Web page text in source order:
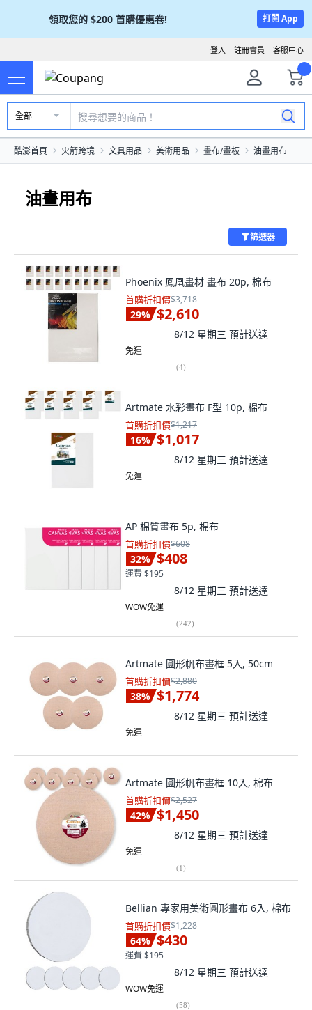
領取您的 $200 首購優惠卷! 打開 App
客服中心
註冊會員
登入
全部
酷澎首頁 火箭跨境 文具用品 美術用品 畫布/畫板 油畫用布
油畫用布
篩選器
Phoenix 鳳凰畫材 畫布 20p, 棉布
首購折扣價$3,718
29% $2,610
8/12 星期三 預計送達
免運
(4)
Artmate 水彩畫布 F型 10p, 棉布
首購折扣價$1,217
16% $1,017
8/12 星期三 預計送達
免運
AP 棉質畫布 5p, 棉布
首購折扣價$608
32% $408
運費 $195
8/12 星期三 預計送達
WOW免運
(242)
Artmate 圓形帆布畫框 5入, 50cm
首購折扣價$2,880
38% $1,774
8/12 星期三 預計送達
免運
Artmate 圓形帆布畫框 10入, 棉布
首購折扣價$2,527
42% $1,450
8/12 星期三 預計送達
免運
(1)
Bellian 專家用美術圓形畫布 6入, 棉布
首購折扣價$1,228
64% $430
運費 $195
8/12 星期三 預計送達
WOW免運
(58)